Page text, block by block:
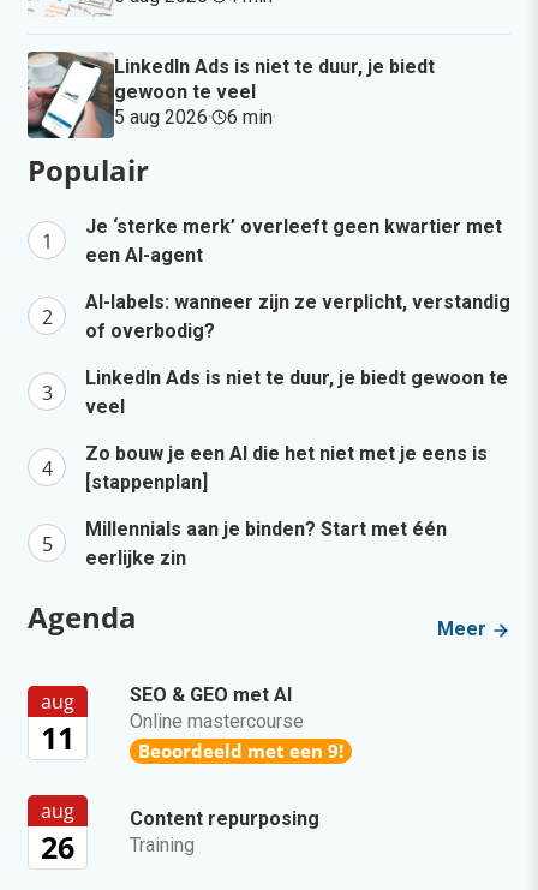
LinkedIn Ads is niet te duur, je biedt
gewoon te veel
5 aug 2026· 6 min·
Populair
Je ‘sterke merk’ overleeft geen kwartier met
een AI-agent
AI-labels: wanneer zijn ze verplicht, verstandig
of overbodig?
LinkedIn Ads is niet te duur, je biedt gewoon te
veel
Zo bouw je een AI die het niet met je eens is
[stappenplan]
Millennials aan je binden? Start met één
eerlijke zin
Agenda Meer
aug
11
SEO & GEO met AI
Online mastercourse
Beoordeeld met een 9!
aug
26
Content repurposing
Training